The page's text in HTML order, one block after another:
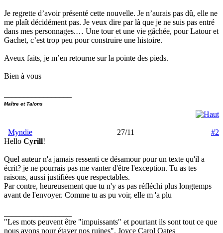
Je regrette d’avoir présenté cette nouvelle. Je n’aurais pas dû, elle ne
me plaît décidément pas. Je veux dire par là que je ne suis pas entré
dans mes personnages.… Une tour et une vie gâchée, pour Latour et
Gachet, c’est trop peu pour construire une histoire.
Aveux faits, je m’en retourne sur la pointe des pieds.
Bien à vous
Maître et Talons
Myndie 27/11
#2
Hello Cyrill!
Quel auteur n'a jamais ressenti ce désamour pour un texte qu'il a
écrit? je ne pourrais pas me vanter d'être l'exception. Tu as tes
raisons, aussi justifiées que respectables.
Par contre, heureusement que tu n'y as pas réfléchi plus longtemps
avant de l'envoyer. Comme tu as pu voir, elle m 'a plu
"Les mots peuvent être "impuissants" et pourtant ils sont tout ce que
nous avons pour étayer nos ruines". Joyce Carol Oates